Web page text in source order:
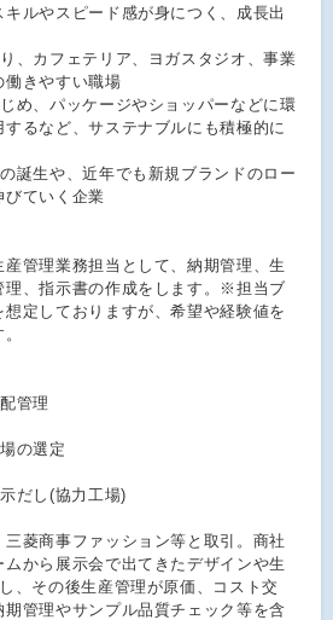
ルやスピード感が身につく、成長出
、カフェテリア、ヨガスタジオ、事業
働きやすい職場
め、パッケージやショッパーなどに環
るなど、サステナブルにも積極的に
誕生や、近年でも新規ブランドのロー
びていく企業
管理業務担当として、納期管理、生
理、指示書の作成をします。※担当ブ
定しておりますが、希望や経験値を
管理
の選定
だし(協力工場)
菱商事ファッション等と取引。商社
から展示会で出てきたデザインや生
、その後生産管理が原価、コスト交
管理やサンプル品質チェック等を含